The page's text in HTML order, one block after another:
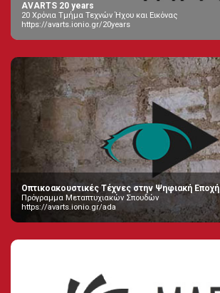
AVARTS 20 years
20 Χρόνια Τμήμα Τεχνών Ήχου και Εικόνας
https://avarts.ionio.gr/20years
Οπτικοακουστικές Τέχνες στην Ψηφιακή Εποχή
Πρόγραμμα Μεταπτυχιακών Σπουδών
https://avarts.ionio.gr/ada